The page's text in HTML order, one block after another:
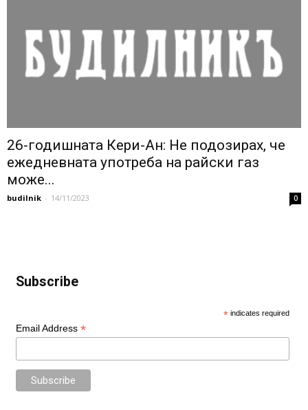
26-годишната Кери-Ан: Не подозирах, че
ежедневната употреба на райски газ
може...
budilnik - 14/11/2023 0
Subscribe
* indicates required
Email Address *